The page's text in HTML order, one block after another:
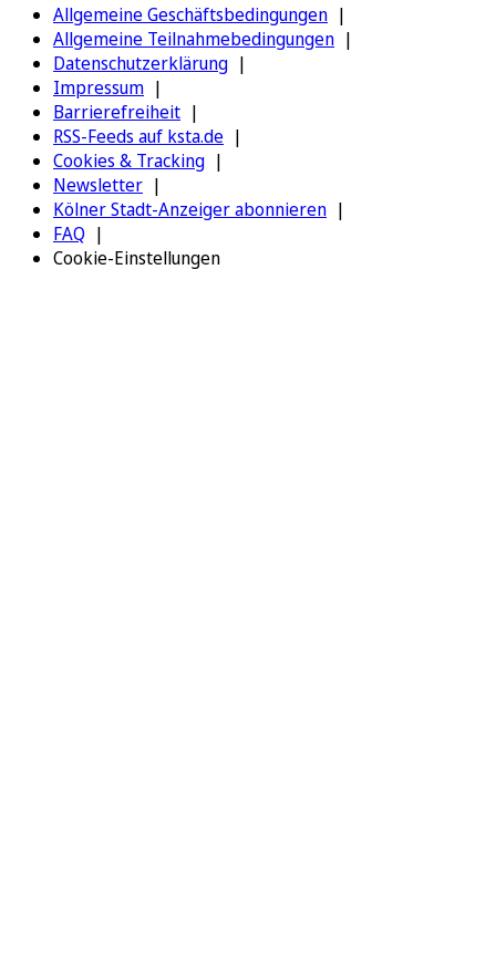
Allgemeine Geschäftsbedingungen
Allgemeine Teilnahmebedingungen
Datenschutzerklärung
Impressum
Barrierefreiheit
RSS-Feeds auf ksta.de
Cookies & Tracking
Newsletter
Kölner Stadt-Anzeiger abonnieren
FAQ
Cookie-Einstellungen